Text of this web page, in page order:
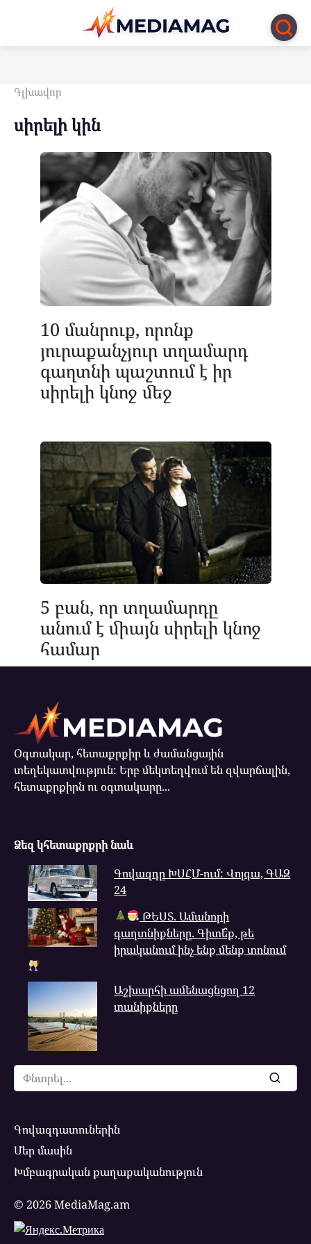
Перейти
контенту
Գլխավոր
սիրելի կին
10 մանրուք, որոնք
յուրաքանչյուր տղամարդ
գաղտնի պաշտում է իր
սիրելի կնոջ մեջ
5 բան, որ տղամարդը
անում է միայն սիրելի կնոջ
համար
Օգտակար, հետաքրքիր և ժամանցային
տեղեկատվություն: Երբ մեկտեղվում են զվարճալին,
հետաքրքիրն ու օգտակարը...
Ձեզ կհետաքրքրի նաև
Գովազդը ԽՍՀՄ-ում: Վոլգա, ԳԱԶ
24
ԹԵՍՏ. Ամանորի
գաղտնիքները. Գիտե՞ք, թե
իրականում ինչ ենք մենք տոնում
Աշխարհի ամենացնցող 12
տանիքները
Search
for:
Գովազդատուներին
Մեր մասին
Խմբագրական քաղաքականություն
© 2026 MediaMag.am